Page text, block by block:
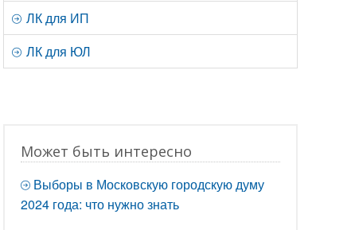
ЛК для ИП
ЛК для ЮЛ
Может быть интересно
Выборы в Московскую городскую думу
2024 года: что нужно знать